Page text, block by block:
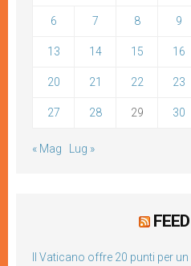
6 7 8 9
13 14 15 16
20 21 22 23
27 28 29 30
« Mag Lug »
Il Vaticano offre 20 punti per